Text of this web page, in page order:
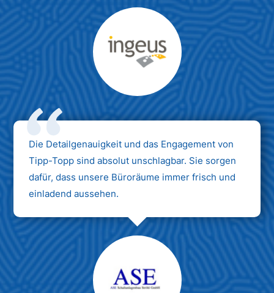
Max Mustermann
Unternehmen AG
Die Detailgenauigkeit und das Engagement von
Tipp-Topp sind absolut unschlagbar. Sie sorgen
dafür, dass unsere Büroräume immer frisch und
einladend aussehen.